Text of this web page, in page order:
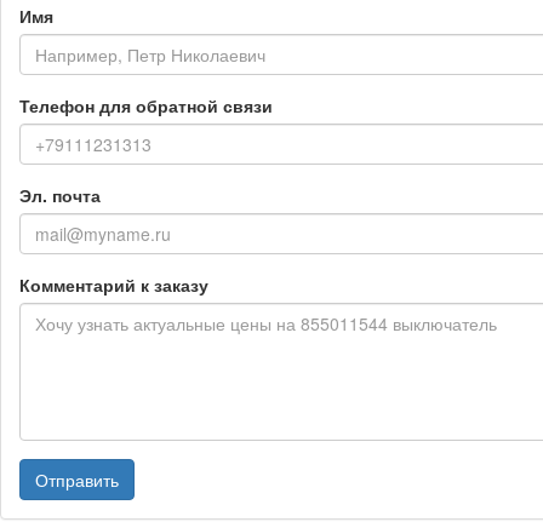
Имя
Телефон для обратной связи
Эл. почта
Комментарий к заказу
Отправить